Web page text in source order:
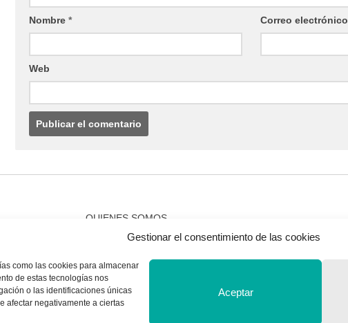
Gestionar el consentimiento de las cookies
como las cookies para almacenar
de estas tecnologías nos
o las identificaciones únicas
afectar negativamente a ciertas
Aceptar
Nombre * Correo electrónico
Web
QUIENES SOMOS